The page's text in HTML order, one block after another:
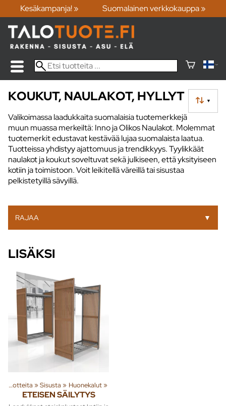
Kesäkampanja! » Suomalainen verkkokauppa »
▼
KOUKUT, NAULAKOT, HYLLYT
Valikoimassa laadukkaita suomalaisia tuotemerkkejä
muun muassa merkeiltä: Inno ja Olikos Naulakot. Molemmat
tuotemerkit edustavat kestävää lujaa suomalaista laatua.
Tuotteissa yhdistyy ajattomuus ja trendikkyys. Tyylikkäät
naulakot ja koukut soveltuvat sekä julkiseen, että yksityiseen
kotiin ja toimistoon. Voit leikitellä väreillä tai sisustaa
pelkistetyillä sävyillä.
RAJAA ▼
LISÄKSI
Tuoteryhmiä ja tuotteita ‪»Sisusta ‪» Huonekalut‪»
ETEISEN SÄILYTYS